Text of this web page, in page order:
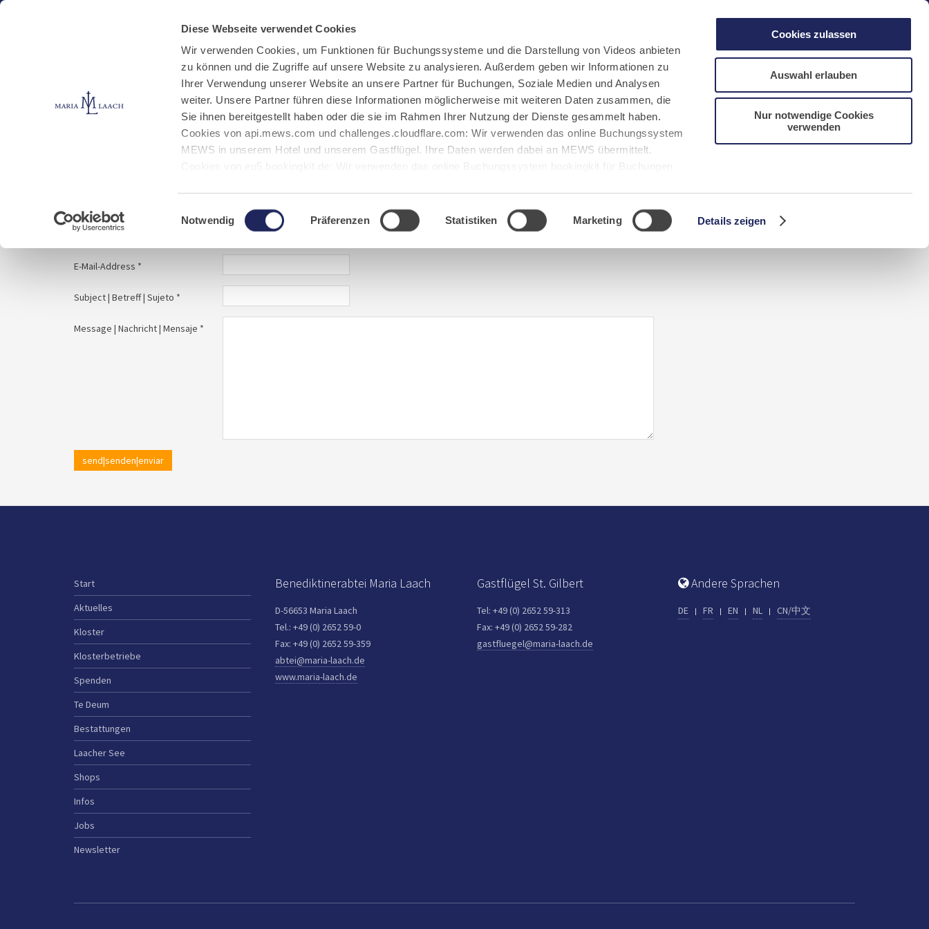
Diese Webseite verwendet Cookies
Wir verwenden Cookies, um Funktionen für Buchungssysteme und die Darstellung von Videos anbieten
zu können und die Zugriffe auf unsere Website zu analysieren. Außerdem geben wir Informationen zu
Ihrer Verwendung unserer Website an unsere Partner für Buchungen, Soziale Medien und Analysen
weiter. Unsere Partner führen diese Informationen möglicherweise mit weiteren Daten zusammen, die
Sie ihnen bereitgestellt haben oder die sie im Rahmen Ihrer Nutzung der Dienste gesammelt haben.
Cookies von api.mews.com und challenges.cloudflare.com: Wir verwenden das online Buchungssystem
MEWS in unserem Hotel und unserem Gastflügel. Ihre Daten werden dabei an MEWS übermittelt.
Einwilligungsauswahl
Notwendig Präferenzen Statistiken Marketing Details zeigen
Cookies zulassen
Auswahl erlauben
Nur notwendige Cookies
verwenden
Kloster Klosterbetriebe Spenden Infos
E-Mail schreiben
NL CN/中文
E-Mail schreiben
Your message to | Ihre Nachricht an | Tu mensaje: abtei@maria[...].de
* required information | erforderliche Informationen | Información requerida
Name | Nombre *
E-Mail-Address *
Subject | Betreff | Sujeto *
Message | Nachricht | Mensaje *
send|senden|enviar
Start
Aktuelles
Kloster
Klosterbetriebe
Spenden
Te Deum
Bestattungen
Laacher See
Shops
Infos
Jobs
Newsletter
Benediktinerabtei Maria Laach
D-56653 Maria Laach
Tel.: +49 (0) 2652 59-0
Fax: +49 (0) 2652 59-359
abtei@maria-laach.de
www.maria-laach.de
Gastflügel St. Gilbert
Tel: +49 (0) 2652 59-313
Fax: +49 (0) 2652 59-282
gastfluegel@maria-laach.de
Andere Sprachen
DE FR EN NL CN/中文